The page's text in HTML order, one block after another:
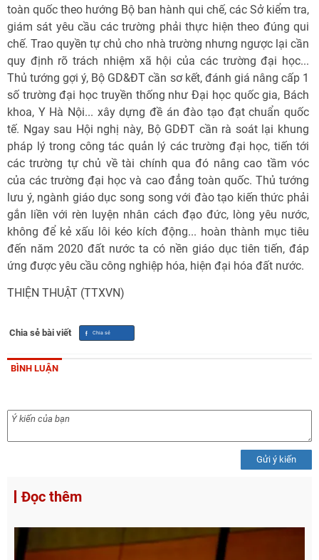
toàn quốc theo hướng Bộ ban hành qui chế, các Sở kiểm tra,
giám sát yêu cầu các trường phải thực hiện theo đúng qui
chế. Trao quyền tự chủ cho nhà trường nhưng ngược lại cần
quy định rõ trách nhiệm xã hội của các trường đại học...
Thủ tướng gợi ý, Bộ GD&ĐT cần sơ kết, đánh giá nâng cấp 1
số trường đại học truyền thống như Đại học quốc gia, Bách
khoa, Y Hà Nội... xây dựng đề án đào tạo đạt chuẩn quốc
tế. Ngay sau Hội nghị này, Bộ GDĐT cần rà soát lại khung
pháp lý trong công tác quản lý các trường đại học, tiến tới
các trường tự chủ về tài chính qua đó nâng cao tầm vóc
của các trường đại học và cao đẳng toàn quốc. Thủ tướng
lưu ý, ngành giáo dục song song với đào tạo kiến thức phải
gắn liền với rèn luyện nhân cách đạo đức, lòng yêu nước,
không để kẻ xấu lôi kéo kích động... hoàn thành mục tiêu
đến năm 2020 đất nước ta có nền giáo dục tiên tiến, đáp
ứng được yêu cầu công nghiệp hóa, hiện đại hóa đất nước.
THIỆN THUẬT (TTXVN)
Chia sẻ bài viết
BÌNH LUẬN
Gửi ý kiến
Đọc thêm